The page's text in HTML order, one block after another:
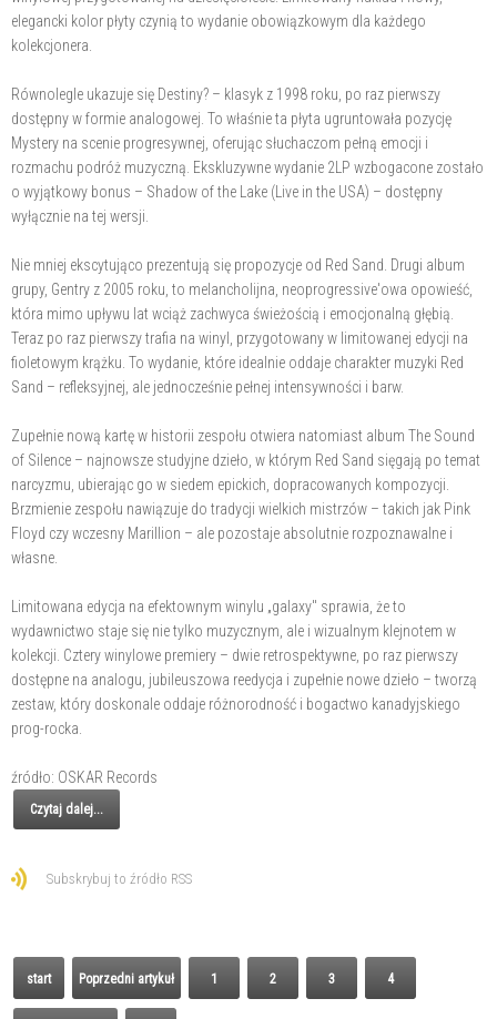
elegancki kolor płyty czynią to wydanie obowiązkowym dla każdego
kolekcjonera.
Równolegle ukazuje się Destiny? – klasyk z 1998 roku, po raz pierwszy
dostępny w formie analogowej. To właśnie ta płyta ugruntowała pozycję
Mystery na scenie progresywnej, oferując słuchaczom pełną emocji i
rozmachu podróż muzyczną. Ekskluzywne wydanie 2LP wzbogacone zostało
o wyjątkowy bonus – Shadow of the Lake (Live in the USA) – dostępny
wyłącznie na tej wersji.
Nie mniej ekscytująco prezentują się propozycje od Red Sand. Drugi album
grupy, Gentry z 2005 roku, to melancholijna, neoprogressive'owa opowieść,
która mimo upływu lat wciąż zachwyca świeżością i emocjonalną głębią.
Teraz po raz pierwszy trafia na winyl, przygotowany w limitowanej edycji na
fioletowym krążku. To wydanie, które idealnie oddaje charakter muzyki Red
Sand – refleksyjnej, ale jednocześnie pełnej intensywności i barw.
Zupełnie nową kartę w historii zespołu otwiera natomiast album The Sound
of Silence – najnowsze studyjne dzieło, w którym Red Sand sięgają po temat
narcyzmu, ubierając go w siedem epickich, dopracowanych kompozycji.
Brzmienie zespołu nawiązuje do tradycji wielkich mistrzów – takich jak Pink
Floyd czy wczesny Marillion – ale pozostaje absolutnie rozpoznawalne i
własne.
Limitowana edycja na efektownym winylu „galaxy" sprawia, że to
wydawnictwo staje się nie tylko muzycznym, ale i wizualnym klejnotem w
kolekcji. Cztery winylowe premiery – dwie retrospektywne, po raz pierwszy
dostępne na analogu, jubileuszowa reedycja i zupełnie nowe dzieło – tworzą
zestaw, który doskonale oddaje różnorodność i bogactwo kanadyjskiego
prog-rocka.
źródło: OSKAR Records
Czytaj dalej...
Subskrybuj to źródło RSS
start Poprzedni artykuł 1 2 3 4